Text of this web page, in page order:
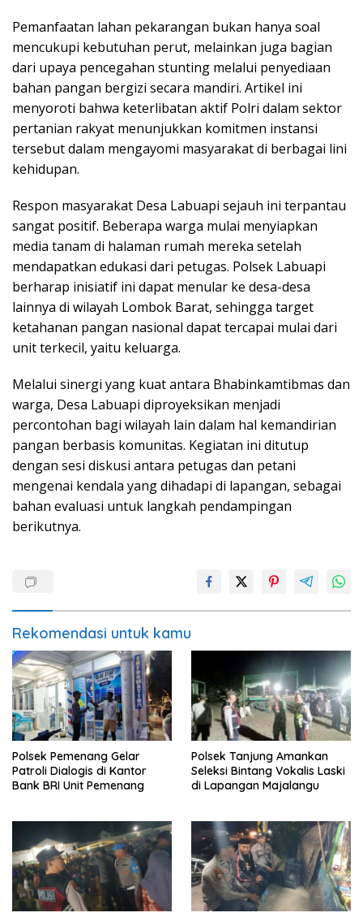
Pemanfaatan lahan pekarangan bukan hanya soal
mencukupi kebutuhan perut, melainkan juga bagian
dari upaya pencegahan stunting melalui penyediaan
bahan pangan bergizi secara mandiri. Artikel ini
menyoroti bahwa keterlibatan aktif Polri dalam sektor
pertanian rakyat menunjukkan komitmen instansi
tersebut dalam mengayomi masyarakat di berbagai lini
kehidupan.
Respon masyarakat Desa Labuapi sejauh ini terpantau
sangat positif. Beberapa warga mulai menyiapkan
media tanam di halaman rumah mereka setelah
mendapatkan edukasi dari petugas. Polsek Labuapi
berharap inisiatif ini dapat menular ke desa-desa
lainnya di wilayah Lombok Barat, sehingga target
ketahanan pangan nasional dapat tercapai mulai dari
unit terkecil, yaitu keluarga.
Melalui sinergi yang kuat antara Bhabinkamtibmas dan
warga, Desa Labuapi diproyeksikan menjadi
percontohan bagi wilayah lain dalam hal kemandirian
pangan berbasis komunitas. Kegiatan ini ditutup
dengan sesi diskusi antara petugas dan petani
mengenai kendala yang dihadapi di lapangan, sebagai
bahan evaluasi untuk langkah pendampingan
berikutnya.
Rekomendasi untuk kamu
Polsek Pemenang Gelar
Patroli Dialogis di Kantor
Bank BRI Unit Pemenang
Polsek Tanjung Amankan
Seleksi Bintang Vokalis Laski
di Lapangan Majalangu